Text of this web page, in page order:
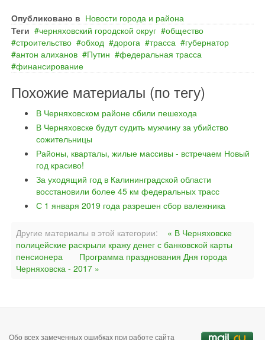
Опубликовано в Новости города и района
Теги
черняховский городской округ
общество
строительство
обход дорога трасса
губернатор
антон алиханов
Путин
федеральная трасса
финансирование
Похожие материалы (по тегу)
В Черняховском районе сбили пешехода
В Черняховске будут судить мужчину за убийство
сожительницы
Районы, кварталы, жилые массивы - встречаем Новый
год красиво!
За уходящий год в Калининградской области
восстановили более 45 км федеральных трасс
С 1 января 2019 года разрешен сбор валежника
Другие материалы в этой категории:
« В Черняховске
полицейские раскрыли кражу денег с банковской карты
пенсионера
Программа празднования Дня города
Черняховска - 2017 »
Обо всех замеченных ошибках при работе сайта